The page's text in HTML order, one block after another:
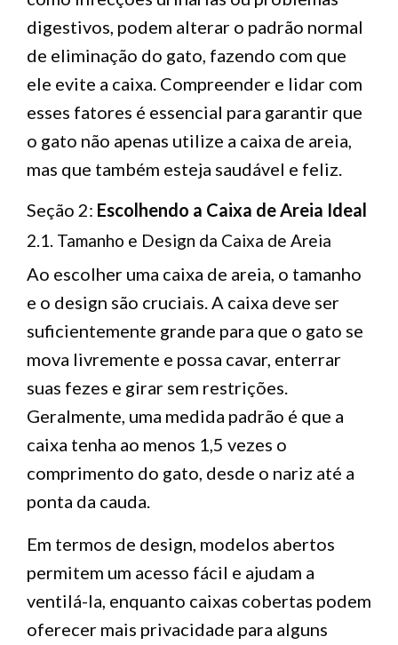
digestivos, podem alterar o padrão normal
de eliminação do gato, fazendo com que
ele evite a caixa. Compreender e lidar com
esses fatores é essencial para garantir que
o gato não apenas utilize a caixa de areia,
mas que também esteja saudável e feliz.
Seção 2: Escolhendo a Caixa de Areia Ideal
2.1. Tamanho e Design da Caixa de Areia
Ao escolher uma caixa de areia, o tamanho
e o design são cruciais. A caixa deve ser
suficientemente grande para que o gato se
mova livremente e possa cavar, enterrar
suas fezes e girar sem restrições.
Geralmente, uma medida padrão é que a
caixa tenha ao menos 1,5 vezes o
comprimento do gato, desde o nariz até a
ponta da cauda.
Em termos de design, modelos abertos
permitem um acesso fácil e ajudam a
ventilá-la, enquanto caixas cobertas podem
oferecer mais privacidade para alguns